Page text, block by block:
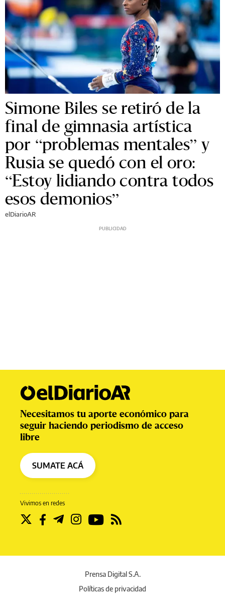
Simone Biles se retiró de la
final de gimnasia artística
por “problemas mentales” y
Rusia se quedó con el oro:
“Estoy lidiando contra todos
esos demonios”
elDiarioAR
Vivimos en redes
Necesitamos tu aporte económico para
seguir haciendo periodismo de acceso
libre
SUMATE ACÁ
Prensa Digital S.A.
Políticas de privacidad